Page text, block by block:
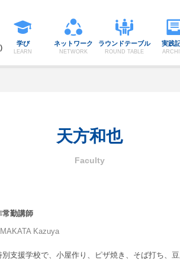
学び
LEARN
ネットワーク
NETWORK
ラウンドテーブル
ROUND TABLE
実践
天方和也
常勤講師
Kazuya
別支援学校で、小屋作り、ピザ焼き、そば打ち、